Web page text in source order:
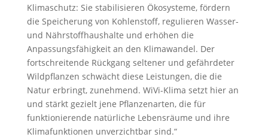
Klimaschutz: Sie stabilisieren Ökosysteme, fördern
die Speicherung von Kohlenstoff, regulieren Wasser-
und Nährstoffhaushalte und erhöhen die
Anpassungsfähigkeit an den Klimawandel. Der
fortschreitende Rückgang seltener und gefährdeter
Wildpflanzen schwächt diese Leistungen, die die
Natur erbringt, zunehmend. WiVi-Klima setzt hier an
und stärkt gezielt jene Pflanzenarten, die für
funktionierende natürliche Lebensräume und ihre
Klimafunktionen unverzichtbar sind.“